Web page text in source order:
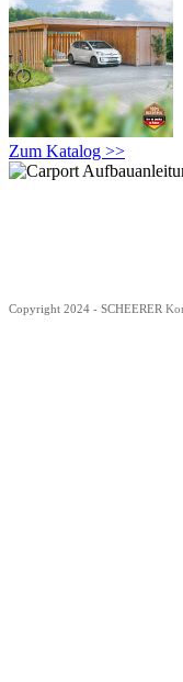
Zum Katalog >>
Copyright 2024 - SCHEERER